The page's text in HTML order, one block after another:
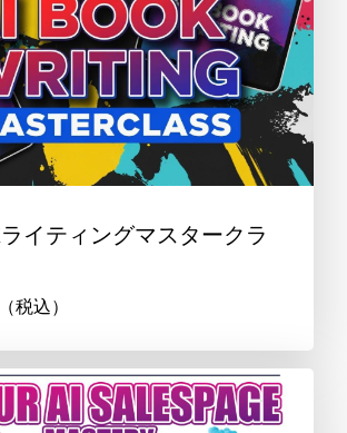
イティングマスタークラ
税込）